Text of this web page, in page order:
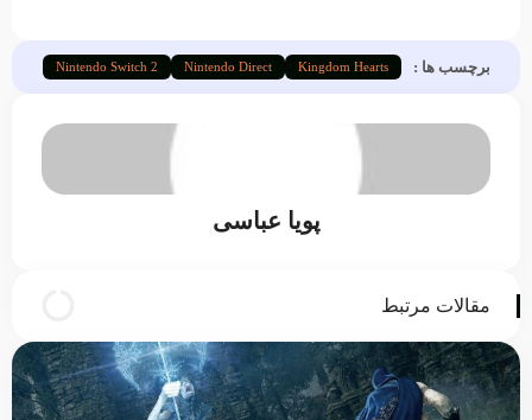
برچسب ها : Kingdom Hearts
Nintendo Direct
Nintendo Switch 2
پویا عباسی
مقالات مرتبط